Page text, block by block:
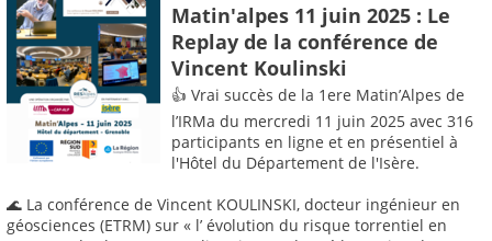
Matin'alpes 11 juin 2025 : Le
Replay de la conférence de
Vincent Koulinski
👍 Vrai succès de la 1ere Matin’Alpes de
l’IRMa du mercredi 11 juin 2025 avec 316
participants en ligne et en présentiel à
l'Hôtel du Département de l'Isère.
🌊 La conférence de Vincent KOULINSKI, docteur ingénieur en
géosciences (ETRM) sur « l’ évolution du risque torrentiel en